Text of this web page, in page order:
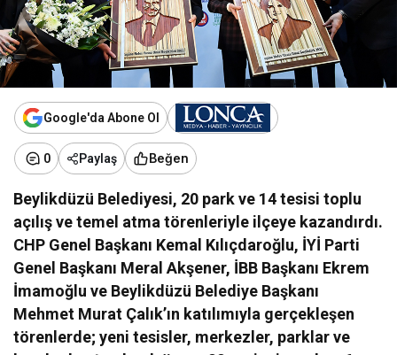
Google'da Abone Ol
0 Paylaş Beğen
Beylikdüzü Belediyesi, 20 park ve 14 tesisi toplu
açılış ve temel atma törenleriyle ilçeye kazandırdı.
CHP Genel Başkanı Kemal Kılıçdaroğlu, İYİ Parti
Genel Başkanı Meral Akşener, İBB Başkanı Ekrem
İmamoğlu ve Beylikdüzü Belediye Başkanı
Mehmet Murat Çalık’ın katılımıyla gerçekleşen
törenlerde; yeni tesisler, merkezler, parklar ve